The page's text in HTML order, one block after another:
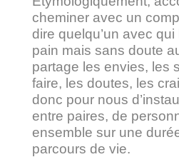
cheminer avec un
dire quelqu’un avec qui
pain mais sans doute
partage les envies, les
faire, les doutes, les
donc pour nous
entre paires, de
ensemble sur une
parcours de vie.